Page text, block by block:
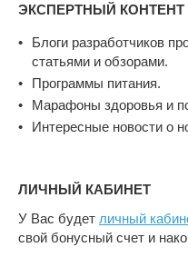
ЭКСПЕРТНЫЙ КОНТЕНТ
Блоги разработчиков
статьями и обзорами.
Программы питания.
Марафоны здоровья и
Интересные новости о
ЛИЧНЫЙ КАБИНЕТ
У Вас будет личный
свой бонусный счет и